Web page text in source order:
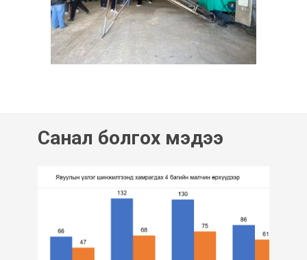
Санал болгох мэдээ